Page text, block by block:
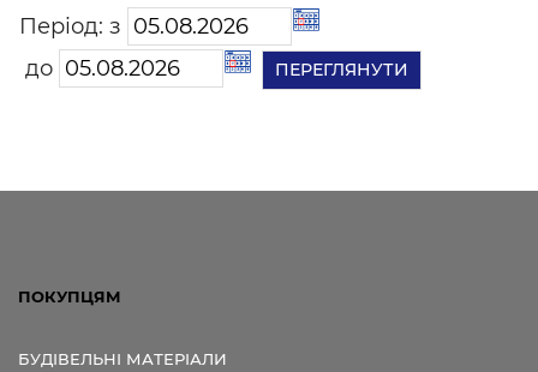
Період: з
до
ПОКУПЦЯМ
БУДІВЕЛЬНІ МАТЕРІАЛИ